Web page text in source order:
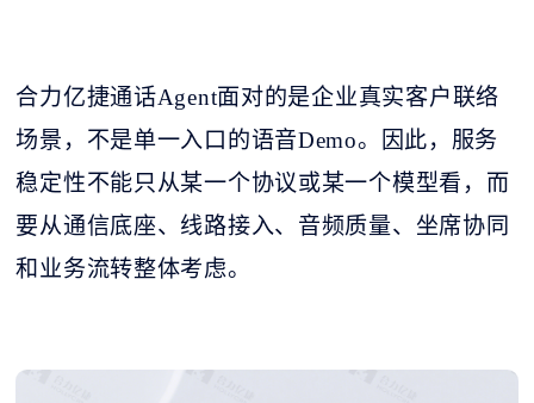
合力亿捷通话Agent面对的是企业真实客户联络
场景，不是单一入口的语音Demo。因此，服务
稳定性不能只从某一个协议或某一个模型看，而
要从通信底座、线路接入、音频质量、坐席协同
和业务流转整体考虑。